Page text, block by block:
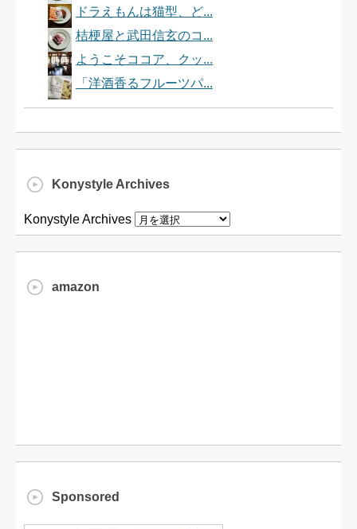
ドラえもんは猫型、ど...
桔梗屋と武田信玄のコ...
ようこそココア、クッ...
「洋酒香るフルーツパ...
Konystyle Archives
Konystyle Archives
amazon
Sponsored